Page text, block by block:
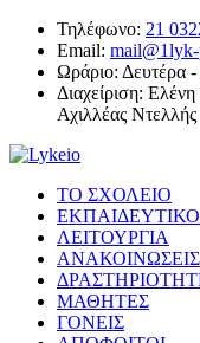
Τηλέφωνο: 21
Email: mail@1lyk-
Ωράριο: Δευτέρα
Διαχείριση: Ελένη
Αχιλλέας Ντελλής
ΤΟ ΣΧΟΛΕΙΟ
ΛΕΙΤΟΥΡΓΙΑ
ΑΝΑΚΟΙΝΩΣΕΙΣ
ΜΑΘΗΤΕΣ
ΓΟΝΕΙΣ